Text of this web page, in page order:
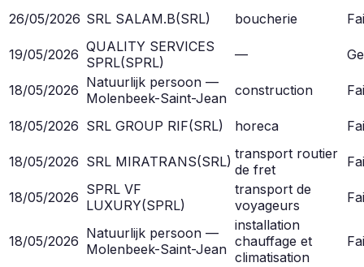
26/05/2026 SRL SALAM.B(SRL) boucherie
19/05/2026 QUALITY SERVICES
SPRL(SPRL) —
18/05/2026 Natuurlijk persoon —
Molenbeek-Saint-Jean construction
18/05/2026 SRL GROUP RIF(SRL) horeca
18/05/2026 SRL MIRATRANS(SRL) transport routier
de fret
18/05/2026 SPRL VF
LUXURY(SPRL)
transport de
voyageurs
18/05/2026 Natuurlijk persoon —
Molenbeek-Saint-Jean
installation
chauffage et
climatisation